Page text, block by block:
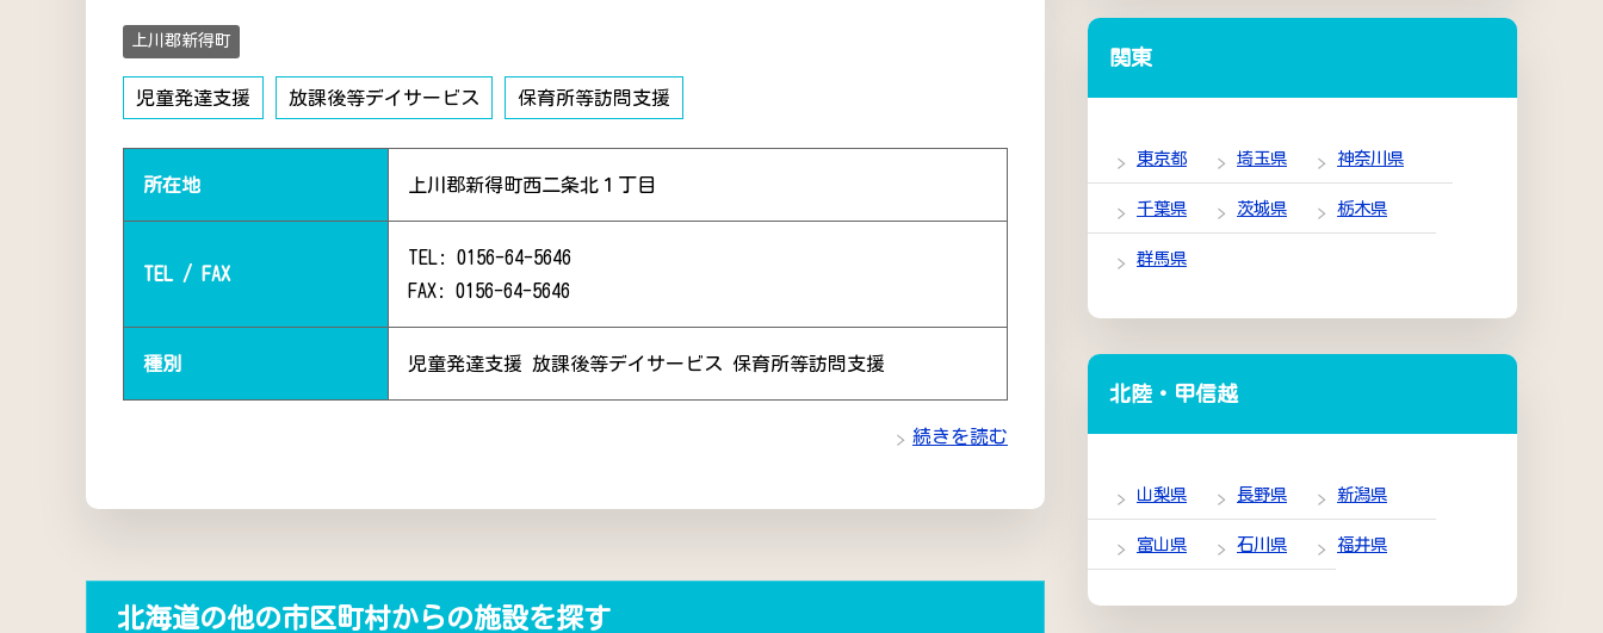
上川郡新得町
児童発達支援 放課後等デイサービス 保育所等訪問支援
所在地 上川郡新得町西二条北１丁目
TEL / FAX
TEL: 0156-64-5646
FAX: 0156-64-5646
種別 児童発達支援 放課後等デイサービス 保育所等訪問支援
続きを読む
北海道の他の市区町村からの施設を探す
関東
東京都 埼玉県 神奈川県
千葉県 茨城県 栃木県
群馬県
北陸・甲信越
山梨県 長野県 新潟県
富山県 石川県 福井県